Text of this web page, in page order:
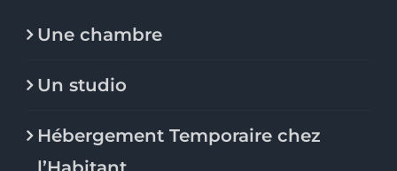
Une chambre
Un studio
Hébergement Temporaire chez